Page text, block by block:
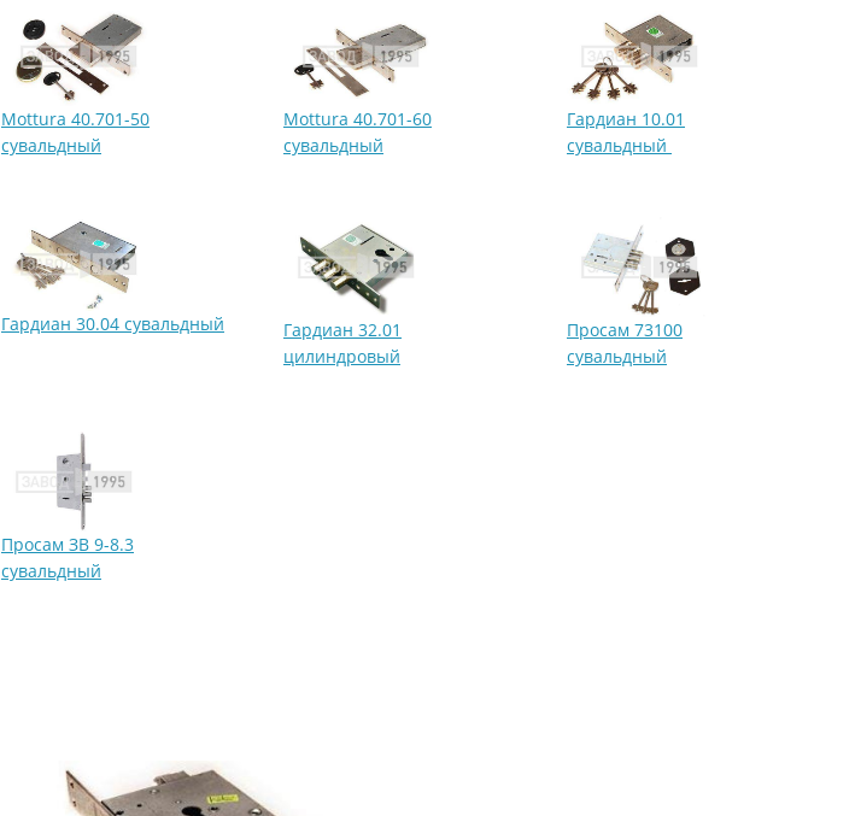
Mottura 40.701-50
сувальдный
Mottura 40.701-60
сувальдный
Гардиан 10.01
сувальдный
Гардиан 30.04 сувальдный
Гардиан 32.01
цилиндровый
Просам 73100
сувальдный
Просам ЗВ 9-8.3
сувальдный